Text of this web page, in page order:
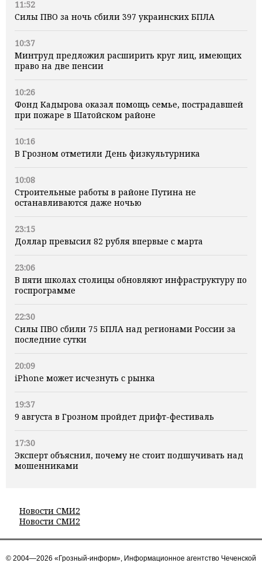
11:52
Силы ПВО за ночь сбили 397 украинских БПЛА
10:37
Минтруд предложил расширить круг лиц, имеющих
право на две пенсии
10:26
Фонд Кадырова оказал помощь семье, пострадавшей
при пожаре в Шатойском районе
10:16
В Грозном отметили День физкультурника
10:08
Строительные работы в районе Путина не
останавливаются даже ночью
23:15
Доллар превысил 82 рубля впервые с марта
23:06
В пяти школах столицы обновляют инфраструктуру по
госпрограмме
22:30
Силы ПВО сбили 75 БПЛА над регионами России за
последние сутки
20:09
iPhone может исчезнуть с рынка
19:37
9 августа в Грозном пройдет дрифт-фестиваль
17:30
Эксперт объяснил, почему не стоит подшучивать над
мошенниками
Новости СМИ2
Новости СМИ2
© 2004—2026 «Грозный-информ», Информационное агентство Чеченской